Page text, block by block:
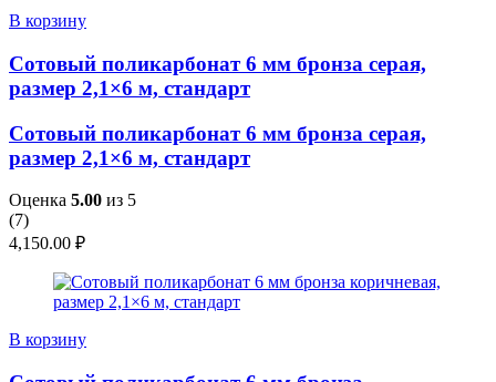
В корзину
Сотовый поликарбонат 6 мм бронза серая,
размер 2,1×6 м, стандарт
Сотовый поликарбонат 6 мм бронза серая,
размер 2,1×6 м, стандарт
Оценка 5.00 из 5
(7)
4,150.00 ₽
В корзину